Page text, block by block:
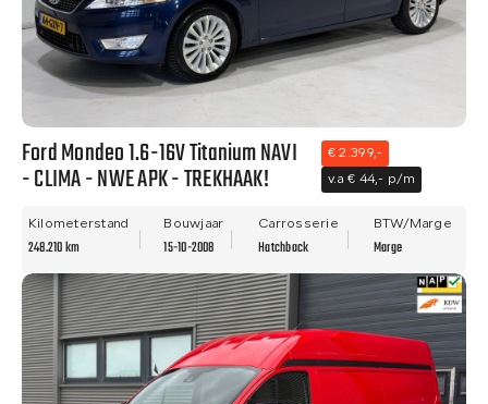
Ford Mondeo 1.6-16V Titanium NAVI
- CLIMA - NWE APK - TREKHAAK!
€ 2.399,-
v.a € 44,- p/m
Kilometerstand
248.210 km
Bouwjaar
15-10-2008
Carrosserie
Hatchback
BTW/Marge
Marge